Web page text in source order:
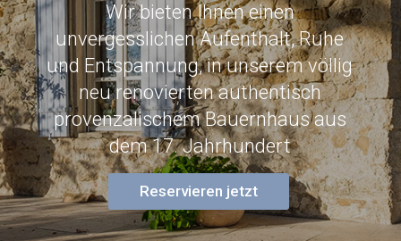
Wir bieten Ihnen einen
unvergesslichen Aufenthalt, Ruhe
und Entspannung, in unserem völlig
neu renovierten authentisch
provenzalischem Bauernhaus aus
dem 17. Jahrhundert
Reservieren jetzt